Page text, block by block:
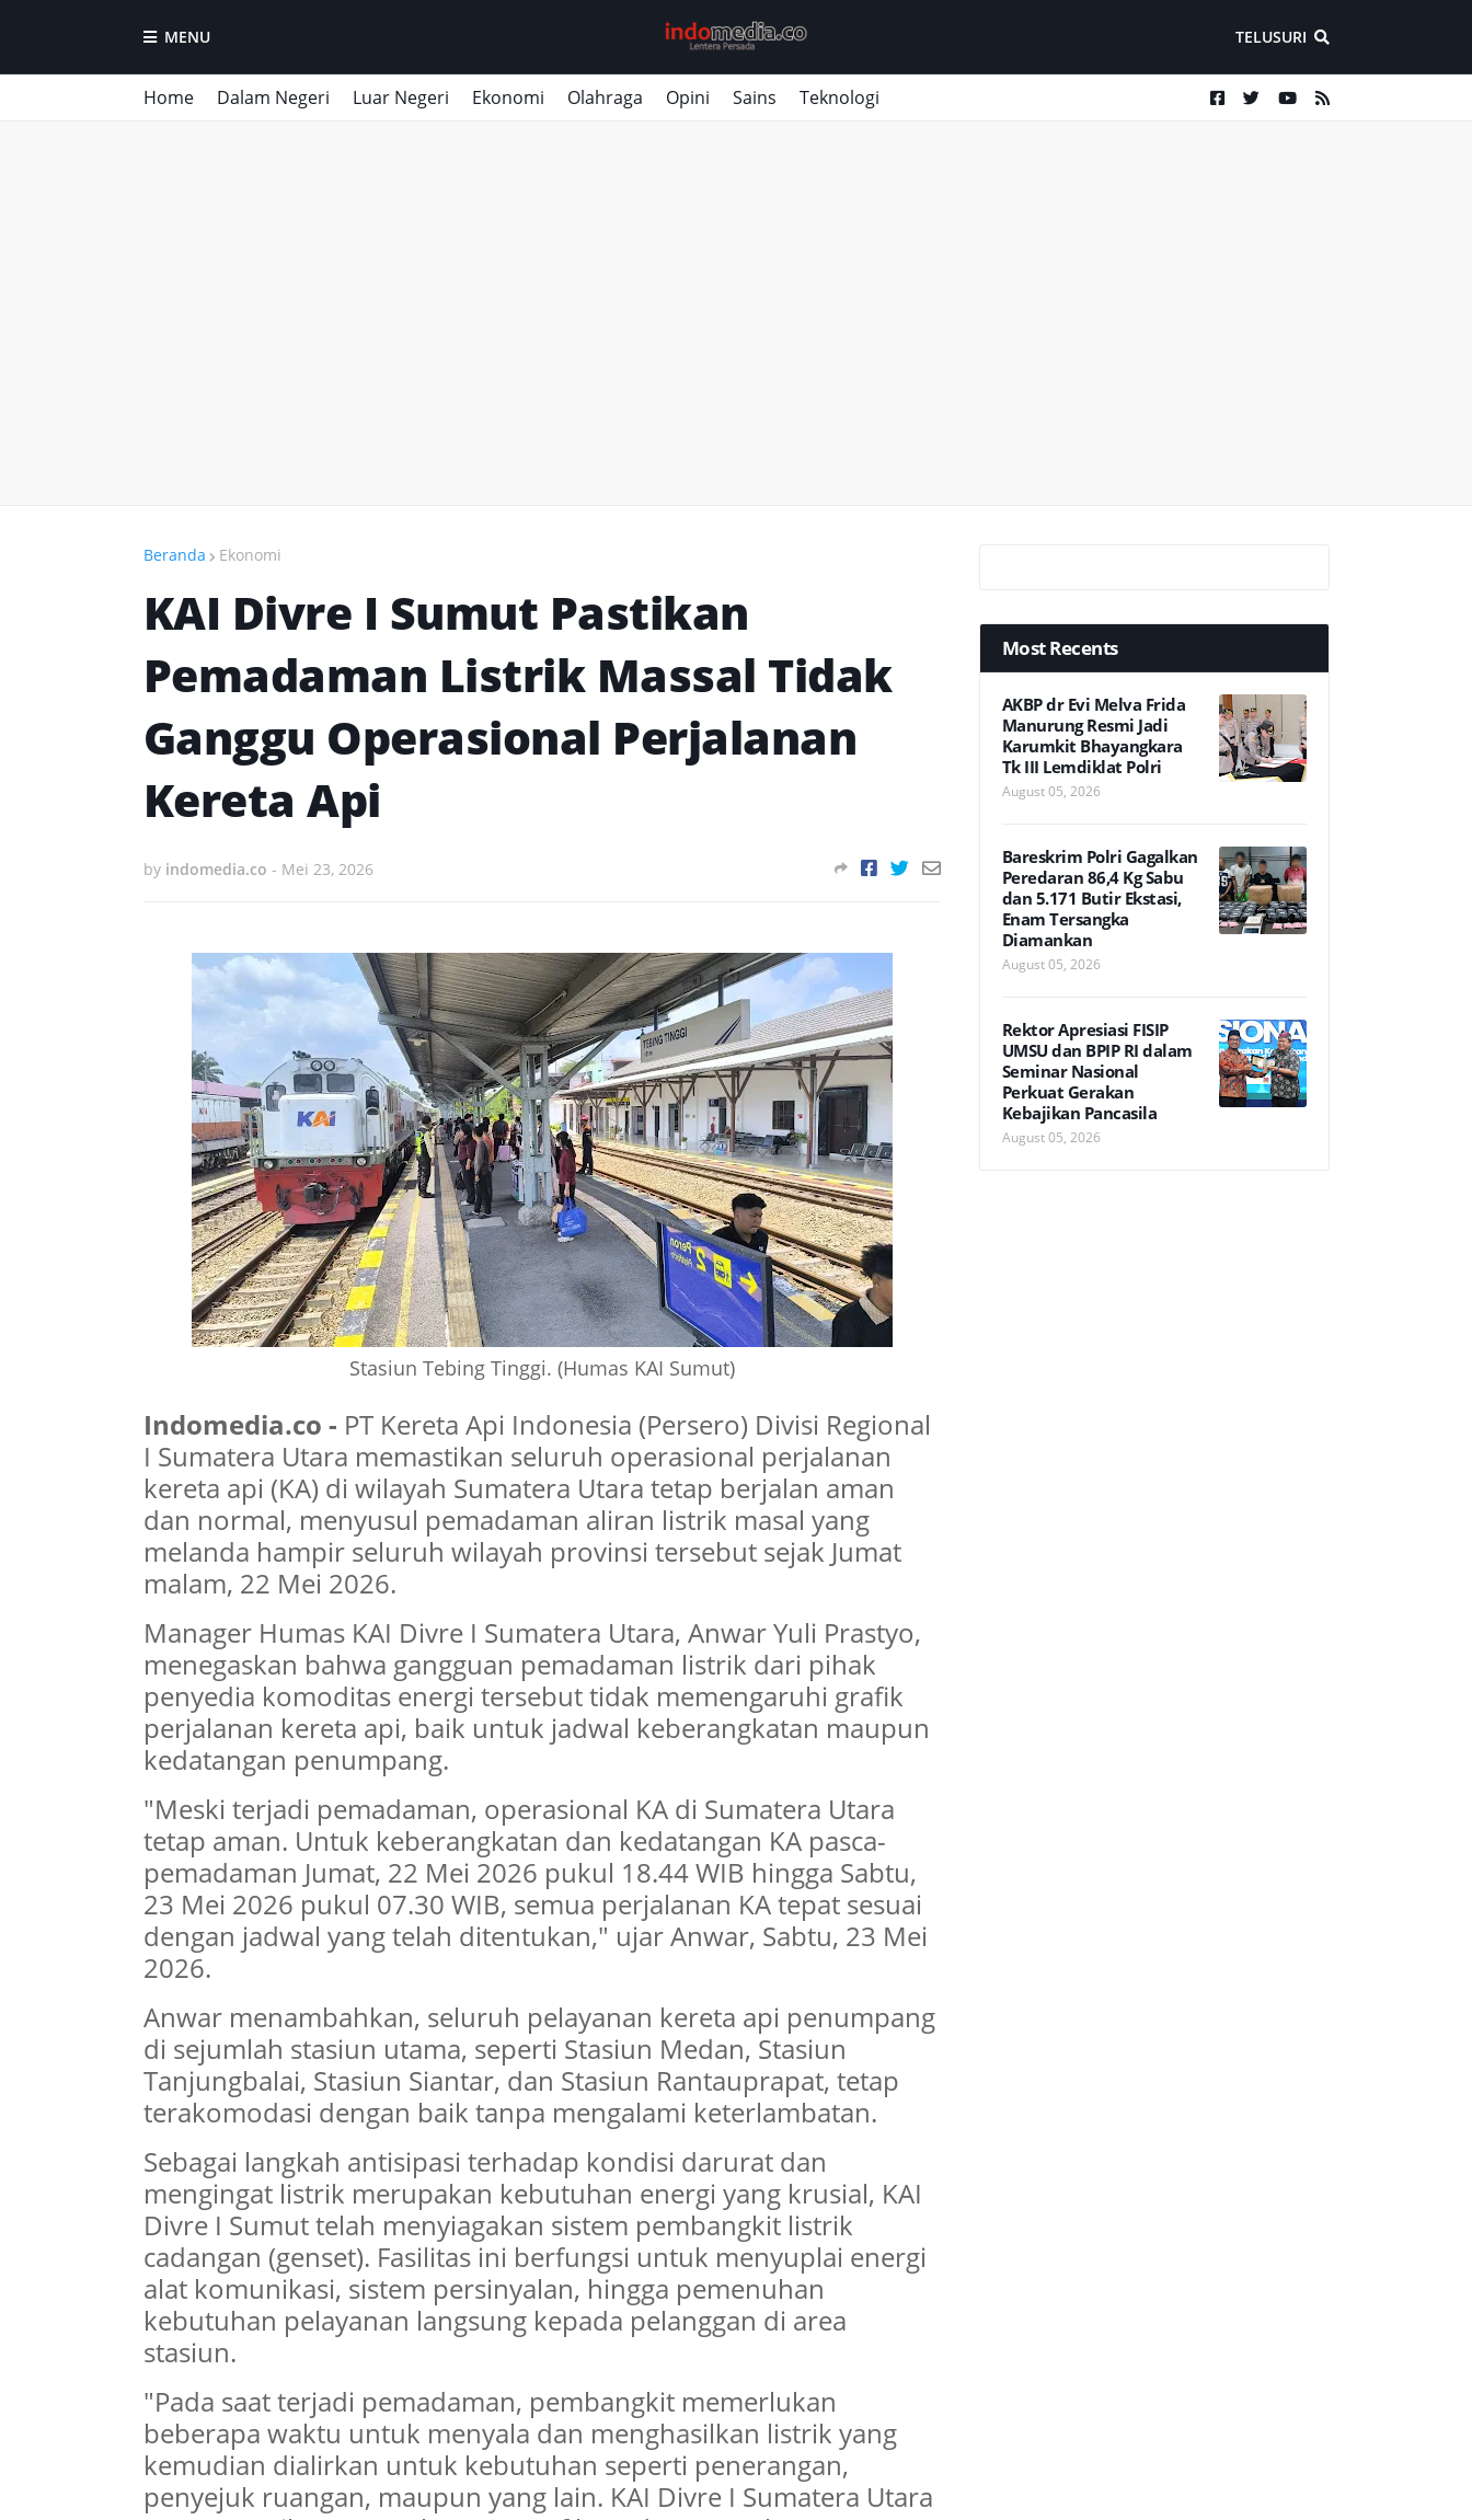
MENU TELUSURI
Home Dalam Negeri Luar Negeri Ekonomi Olahraga Opini Sains Teknologi
Beranda Ekonomi
KAI Divre I Sumut Pastikan
Pemadaman Listrik Massal Tidak
Ganggu Operasional Perjalanan
Kereta Api
by indomedia.co - Mei 23, 2026
Stasiun Tebing Tinggi. (Humas KAI Sumut)
Indomedia.co - PT Kereta Api Indonesia (Persero) Divisi Regional
I Sumatera Utara memastikan seluruh operasional perjalanan
kereta api (KA) di wilayah Sumatera Utara tetap berjalan aman
dan normal, menyusul pemadaman aliran listrik masal yang
melanda hampir seluruh wilayah provinsi tersebut sejak Jumat
malam, 22 Mei 2026.
Manager Humas KAI Divre I Sumatera Utara, Anwar Yuli Prastyo,
menegaskan bahwa gangguan pemadaman listrik dari pihak
penyedia komoditas energi tersebut tidak memengaruhi grafik
perjalanan kereta api, baik untuk jadwal keberangkatan maupun
kedatangan penumpang.
"Meski terjadi pemadaman, operasional KA di Sumatera Utara
tetap aman. Untuk keberangkatan dan kedatangan KA pasca-
pemadaman Jumat, 22 Mei 2026 pukul 18.44 WIB hingga Sabtu,
23 Mei 2026 pukul 07.30 WIB, semua perjalanan KA tepat sesuai
dengan jadwal yang telah ditentukan," ujar Anwar, Sabtu, 23 Mei
2026.
Anwar menambahkan, seluruh pelayanan kereta api penumpang
di sejumlah stasiun utama, seperti Stasiun Medan, Stasiun
Tanjungbalai, Stasiun Siantar, dan Stasiun Rantauprapat, tetap
terakomodasi dengan baik tanpa mengalami keterlambatan.
Sebagai langkah antisipasi terhadap kondisi darurat dan
mengingat listrik merupakan kebutuhan energi yang krusial, KAI
Divre I Sumut telah menyiagakan sistem pembangkit listrik
cadangan (genset). Fasilitas ini berfungsi untuk menyuplai energi
alat komunikasi, sistem persinyalan, hingga pemenuhan
kebutuhan pelayanan langsung kepada pelanggan di area
stasiun.
"Pada saat terjadi pemadaman, pembangkit memerlukan
beberapa waktu untuk menyala dan menghasilkan listrik yang
kemudian dialirkan untuk kebutuhan seperti penerangan,
penyejuk ruangan, maupun yang lain. KAI Divre I Sumatera Utara
Most Recents
AKBP dr Evi Melva Frida
Manurung Resmi Jadi
Karumkit Bhayangkara
Tk III Lemdiklat Polri
August 05, 2026
Bareskrim Polri Gagalkan
Peredaran 86,4 Kg Sabu
dan 5.171 Butir Ekstasi,
Enam Tersangka
Diamankan
August 05, 2026
Rektor Apresiasi FISIP
UMSU dan BPIP RI dalam
Seminar Nasional
Perkuat Gerakan
Kebajikan Pancasila
August 05, 2026